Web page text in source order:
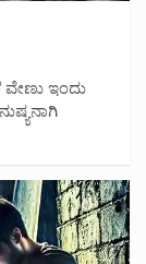
ಇಂದು